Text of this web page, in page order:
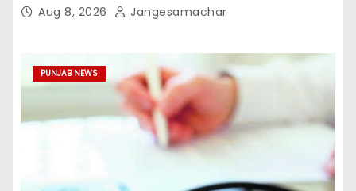
Aug 8, 2026 Jangesamachar
PUNJAB NEWS